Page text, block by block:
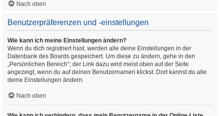
Nach oben
Benutzerpräferenzen und -einstellungen
Wie kann ich meine Einstellungen ändern?
Wenn du dich registriert hast, werden alle deine Einstellungen in der
Datenbank des Boards gespeichert. Um diese zu ändern, gehe in den
„Persönlichen Bereich“; der Link dazu wird meist oben auf der Seite
angezeigt, wenn du auf deinen Benutzernamen klickst. Dort kannst du alle
deine Einstellungen ändern.
Nach oben